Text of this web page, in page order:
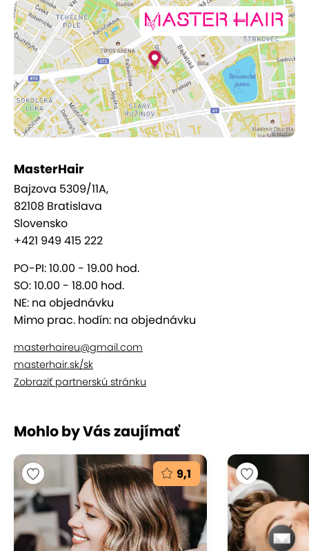
každou pokročilejšou procedúrou vám
poskytnúbezplatnú konzultáciu,aby výsledok čo
najlepšie zodpovedal vašim predstavám.
MasterHair
Bajzova 5309/11A,
82108 Bratislava
Slovensko
+421 949 415 222
PO-PI: 10.00 - 19.00 hod.
SO: 10.00 - 18.00 hod.
NE: na objednávku
Mimo prac. hodín: na objednávku
masterhaireu@gmail.com
masterhair.sk/sk
Zobraziť partnerskú stránku
Mohlo by Vás zaujímať
9,1